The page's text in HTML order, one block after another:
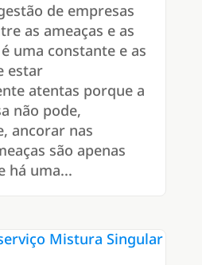
de empresas
as ameaças e as
uma constante e as
estar
atentas porque a
não pode,
ancorar nas
são apenas
há uma...